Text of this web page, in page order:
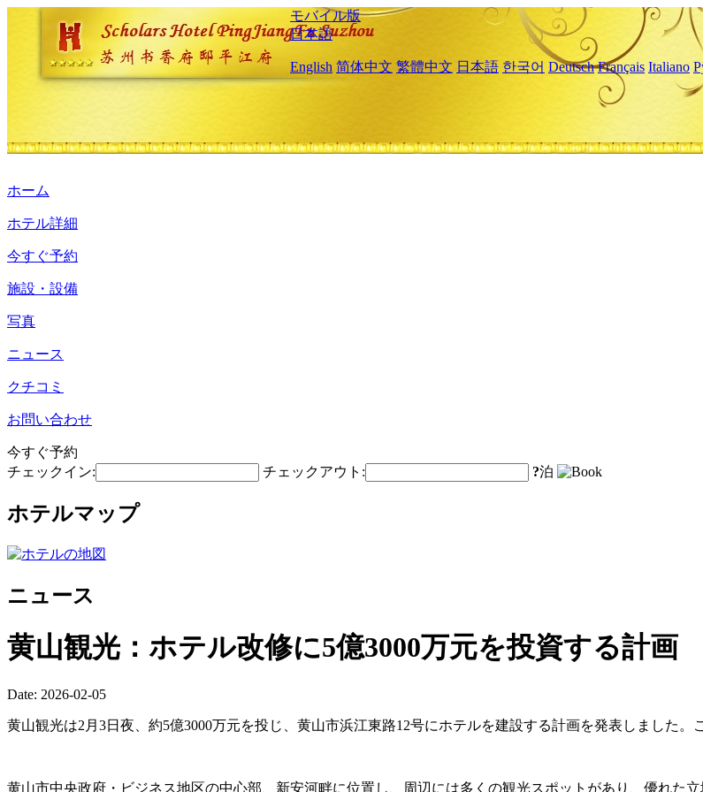
モバイル版
日本語
English 简体中文 繁體中文 日本語 한국어 Deutsch Français Italiano
ホーム
ホテル詳細
今すぐ予約
施設・設備
写真
ニュース
クチコミ
お問い合わせ
今すぐ予約
チェックイン:
チェックアウト: ?泊
ホテルマップ
ニュース
黄山観光：ホテル改修に5億3000万元を投資する計画
Date: 2026-02-05
黄山観光は2月3日夜、約5億3000万元を投じ、黄山市浜江東路12号にホテルを建設する計画を発表しました。
黄山市中央政府・ビジネス地区の中心部、新安河畔に位置し、周辺には多くの観光スポットがあり、優れた